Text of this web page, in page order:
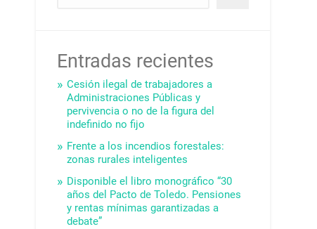
Entradas recientes
Cesión ilegal de trabajadores a
Administraciones Públicas y
pervivencia o no de la figura del
indefinido no fijo
Frente a los incendios forestales:
zonas rurales inteligentes
Disponible el libro monográfico “30
años del Pacto de Toledo. Pensiones
y rentas mínimas garantizadas a
debate”